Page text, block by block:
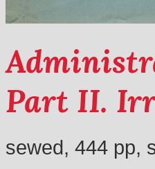
Part II.
sewed, 444 pp,